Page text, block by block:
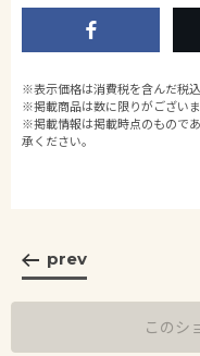
※表示価格は消費税を含んだ税込
※掲載商品は数に限りがござい
※掲載情報は掲載時点のもので
承ください。
prev
このシ